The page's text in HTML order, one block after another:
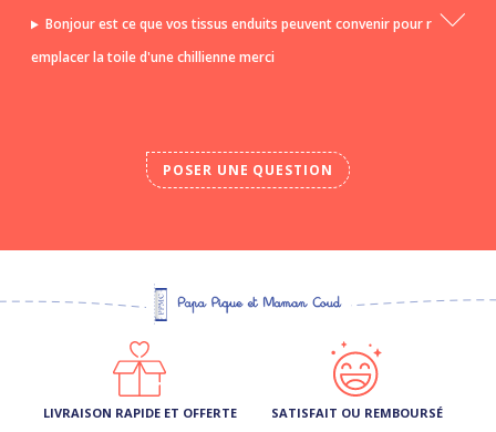
Bonjour est ce que vos tissus enduits peuvent convenir pour r
emplacer la toile d'une chillienne merci
POSER UNE QUESTION
LIVRAISON RAPIDE ET OFFERTE SATISFAIT OU REMBOURSÉ